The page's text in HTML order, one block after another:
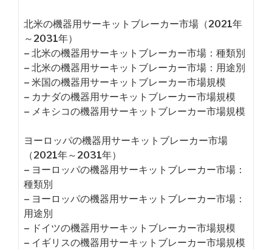
北米の機器用サーキットブレーカー市場（2021年
～2031年）
– 北米の機器用サーキットブレーカー市場：種類別
– 北米の機器用サーキットブレーカー市場：用途別
– 米国の機器用サーキットブレーカー市場規模
– カナダの機器用サーキットブレーカー市場規模
– メキシコの機器用サーキットブレーカー市場規模
ヨーロッパの機器用サーキットブレーカー市場
（2021年～2031年）
– ヨーロッパの機器用サーキットブレーカー市場：
種類別
– ヨーロッパの機器用サーキットブレーカー市場：
用途別
– ドイツの機器用サーキットブレーカー市場規模
– イギリスの機器用サーキットブレーカー市場規模